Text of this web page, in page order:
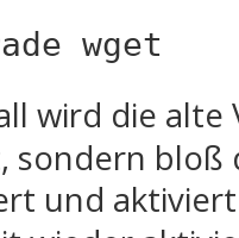
wget
wird die
sondern bloß
und